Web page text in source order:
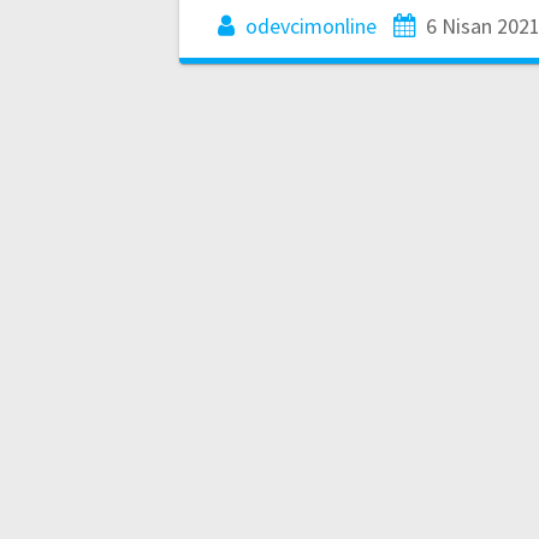
odevcimonline 6 Nisan 2021